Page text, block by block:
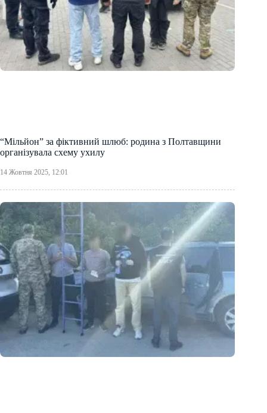
“Мільйон” за фіктивний шлюб: родина з Полтавщини
організувала схему ухилу
14 Жовтня 2025, 12:01